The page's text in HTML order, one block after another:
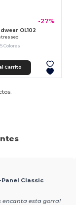
-27%
OL102
Colores
Carrito
Classic
encanta esta gorra!